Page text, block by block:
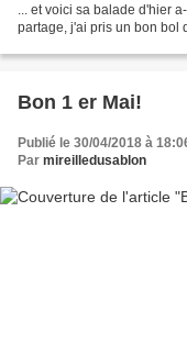
... et voici sa balade d'hier
partage, j'ai pris un bon bol
Bon 1 er Mai!
Publié le 30/04/2018 à
Par mireilledusablon